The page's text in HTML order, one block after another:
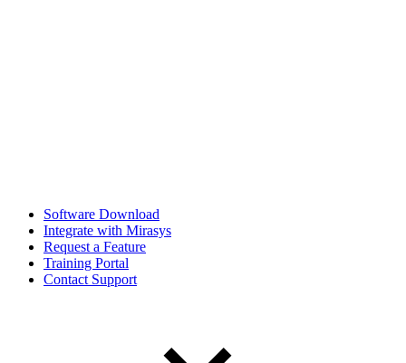
Software Download
Integrate with Mirasys
Request a Feature
Training Portal
Contact Support